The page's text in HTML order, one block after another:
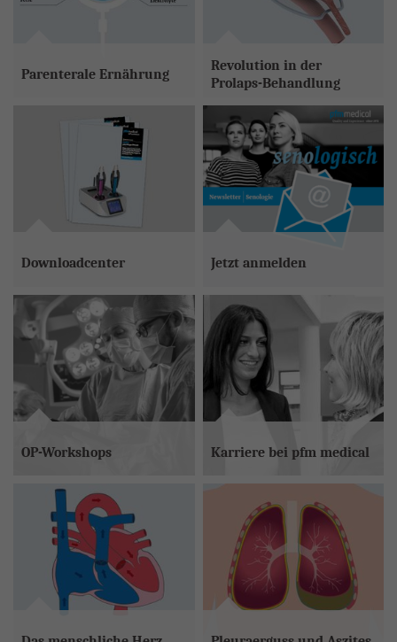
Schneidens am Mikrotom.
Parenterale Ernährung
Was ist parenterale Ernährung,
welche Ziele verfolgt sie und
wann kommt sie zum Einsatz?
Erfahren Sie mehr darüber
Revolution in der
Prolaps-Behandlung
SRS Implantat: Das revolutionäre
ankerlose Single-Incision System
für die operative Behandlung von
Frauen mit anteriorem Prolaps.
mehr Infos
Downloadcenter
Broschüren,
Gebrauchsanweisungen,
Patienteninformationen,
Zertifikate und regulatorische
Dokumente zum Download.
zum Downloadcenter
Jetzt anmelden
Der senologisch-Newsletter
bietet Ihnen 2-3 Mal im Jahr
interessante Neuigkeiten und
spannenden Impulse rund um die
Senologie.
Melden Sie sich jetzt an
OP-Workshops
Unsere OP-Workshops bieten
Einblick in die neusten OP-
Techniken und ermöglichen
fachlichen Austausch mit
erfahrenen Anwendern.
Alle Termine ansehen
Karriere bei pfm medical
Arbeitgeber kennenlernen?
Hier finden Sie alles
Wissenswerte und unsere
aktuellen Stellenangebote.